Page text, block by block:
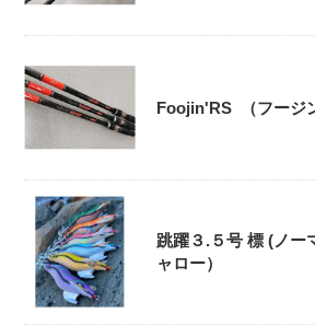
Foojin'RS （フージン
跳躍３.５号 標 (ノー
ャロー）